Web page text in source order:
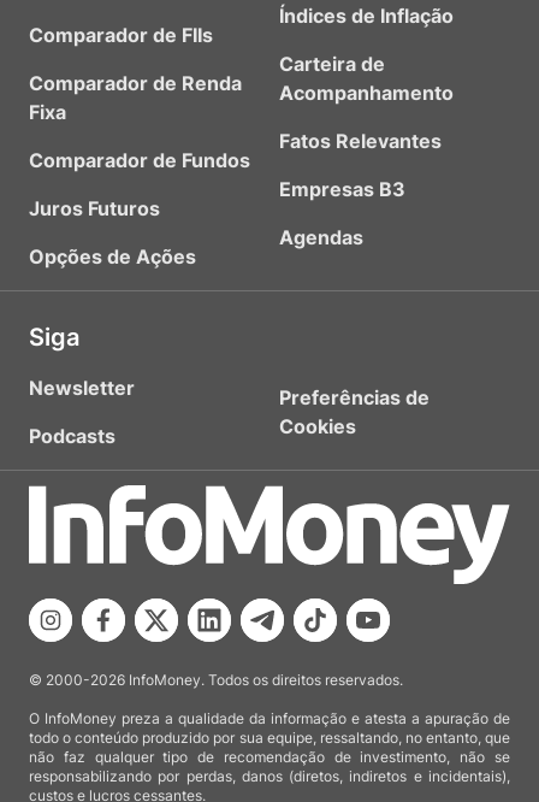
Comparador de FIIs
Comparador de Renda
Fixa
Comparador de Fundos
Juros Futuros
Opções de Ações
Índices de Inflação
Carteira de
Acompanhamento
Fatos Relevantes
Empresas B3
Agendas
Siga
Newsletter
Podcasts
Preferências de
Cookies
© 2000-2026 InfoMoney. Todos os direitos reservados.
O InfoMoney preza a qualidade da informação e atesta a apuração de
todo o conteúdo produzido por sua equipe, ressaltando, no entanto, que
não faz qualquer tipo de recomendação de investimento, não se
responsabilizando por perdas, danos (diretos, indiretos e incidentais),
custos e lucros cessantes.